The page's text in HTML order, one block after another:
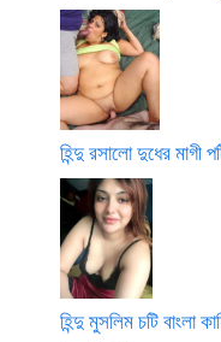
হিন্দু রসালো দুধের মাগী
হিন্দু মুসলিম চটি বাংলা